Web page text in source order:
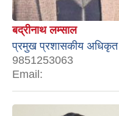
बद्रीनाथ लम्साल
प्रमुख प्रशासकीय अधिकृत
9851253063
Email: